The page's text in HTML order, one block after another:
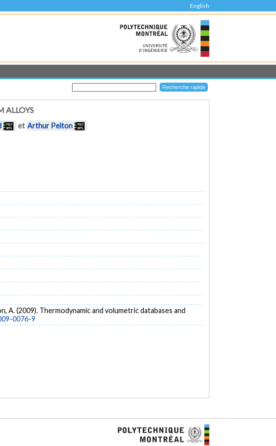
English
ALLOYS
et Arthur Pelton
A. (2009). Thermodynamic and volumetric databases and
0076-9